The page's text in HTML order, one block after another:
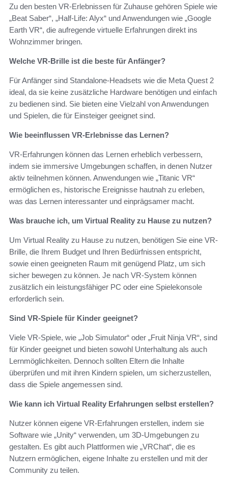
Zu den besten VR-Erlebnissen für Zuhause gehören Spiele wie
„Beat Saber“, „Half-Life: Alyx“ und Anwendungen wie „Google
Earth VR“, die aufregende virtuelle Erfahrungen direkt ins
Wohnzimmer bringen.
Welche VR-Brille ist die beste für Anfänger?
Für Anfänger sind Standalone-Headsets wie die Meta Quest 2
ideal, da sie keine zusätzliche Hardware benötigen und einfach
zu bedienen sind. Sie bieten eine Vielzahl von Anwendungen
und Spielen, die für Einsteiger geeignet sind.
Wie beeinflussen VR-Erlebnisse das Lernen?
VR-Erfahrungen können das Lernen erheblich verbessern,
indem sie immersive Umgebungen schaffen, in denen Nutzer
aktiv teilnehmen können. Anwendungen wie „Titanic VR“
ermöglichen es, historische Ereignisse hautnah zu erleben,
was das Lernen interessanter und einprägsamer macht.
Was brauche ich, um Virtual Reality zu Hause zu nutzen?
Um Virtual Reality zu Hause zu nutzen, benötigen Sie eine VR-
Brille, die Ihrem Budget und Ihren Bedürfnissen entspricht,
sowie einen geeigneten Raum mit genügend Platz, um sich
sicher bewegen zu können. Je nach VR-System können
zusätzlich ein leistungsfähiger PC oder eine Spielekonsole
erforderlich sein.
Sind VR-Spiele für Kinder geeignet?
Viele VR-Spiele, wie „Job Simulator“ oder „Fruit Ninja VR“, sind
für Kinder geeignet und bieten sowohl Unterhaltung als auch
Lernmöglichkeiten. Dennoch sollten Eltern die Inhalte
überprüfen und mit ihren Kindern spielen, um sicherzustellen,
dass die Spiele angemessen sind.
Wie kann ich Virtual Reality Erfahrungen selbst erstellen?
Nutzer können eigene VR-Erfahrungen erstellen, indem sie
Software wie „Unity“ verwenden, um 3D-Umgebungen zu
gestalten. Es gibt auch Plattformen wie „VRChat“, die es
Nutzern ermöglichen, eigene Inhalte zu erstellen und mit der
Community zu teilen.